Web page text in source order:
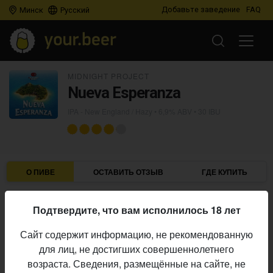
Минск Русский Добавьте заведение FAQ
Nueva Esperanza
О ПИВЕ ОСТАВИТЬ ОТЗЫВ ГДЕ КУПИТЬ
Пивоварня:
Алкоголь:
6,9%
Горечь:
30 IBU
Начало
Подтвердите, что вам исполнилось 18 лет
Сайт содержит информацию, не рекомендованную
для лиц, не достигших совершеннолетнего
возраста. Сведения, размещённые на сайте, не